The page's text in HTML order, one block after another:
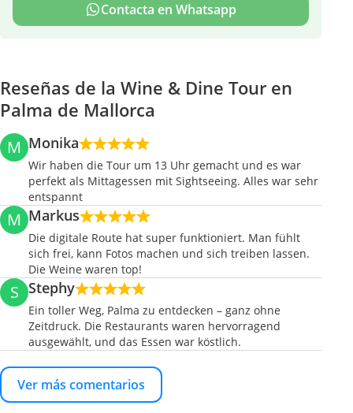
Contacta en Whatsapp
Reseñas de la Wine & Dine Tour en
Palma de Mallorca
M Monika
Wir haben die Tour um 13 Uhr gemacht und es war
perfekt als Mittagessen mit Sightseeing. Alles war sehr
entspannt
M Markus
Die digitale Route hat super funktioniert. Man fühlt
sich frei, kann Fotos machen und sich treiben lassen.
Die Weine waren top!
S Stephy
Ein toller Weg, Palma zu entdecken – ganz ohne
Zeitdruck. Die Restaurants waren hervorragend
ausgewählt, und das Essen war köstlich.
Ver más comentarios